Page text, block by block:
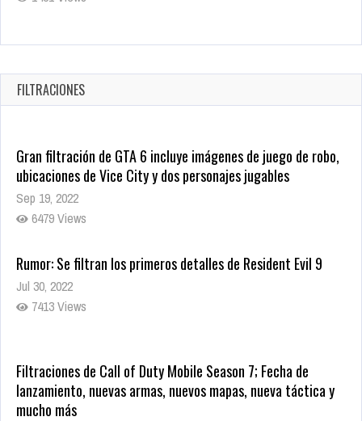
CRUNCHYROLL ANUNCIA FECHA DE ESTRENO EN CINES DE
Oct 7, 2025
1754 Views
FILTRACIONES
Gran filtración de GTA 6 incluye imágenes de juego de robo,
ubicaciones de Vice City y dos personajes jugables
Sep 19, 2022
6479 Views
Rumor: Se filtran los primeros detalles de Resident Evil 9
Jul 30, 2022
7413 Views
Filtraciones de Call of Duty Mobile Season 7; Fecha de
lanzamiento, nuevas armas, nuevos mapas, nueva táctica y
mucho más